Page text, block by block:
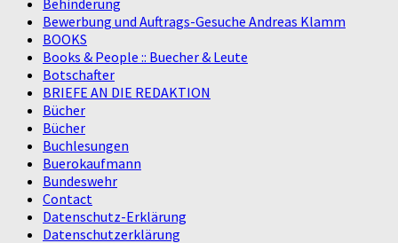
Bewerbung und Auftrags-Gesuche Andreas Klamm
BOOKS
Books & People :: Buecher & Leute
Botschafter
BRIEFE AN DIE REDAKTION
Bücher
Bücher
Buchlesungen
Buerokaufmann
Bundeswehr
Contact
Datenschutz-Erklärung
Datenschutzerklärung